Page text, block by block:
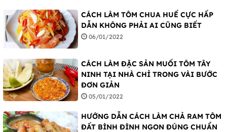
CÁCH LÀM TÔM CHUA HUẾ CỰC HẤP
DẪN KHÔNG PHẢI AI CŨNG BIẾT
06/01/2022
CÁCH LÀM ĐẶC SẢN MUỐI TÔM TÂY
NINH TẠI NHÀ CHỈ TRONG VÀI BƯỚC
ĐƠN GIẢN
05/01/2022
HƯỚNG DẪN CÁCH LÀM CHẢ RAM TÔM
ĐẤT BÌNH ĐÌNH NGON ĐÚNG CHUẨN